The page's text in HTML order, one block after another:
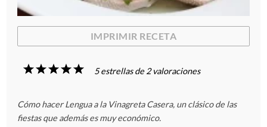
IMPRIMIR RECETA
5
s
4
s
3
s
2
s
1
s
5estrellas de 2valoraciones
Cómo hacer Lengua a la Vinagreta Casera, un clásico de las
fiestas que además es muy económico.